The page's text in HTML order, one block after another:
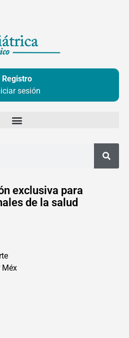
Registro
sesión
exclusiva para
de la salud
Méx